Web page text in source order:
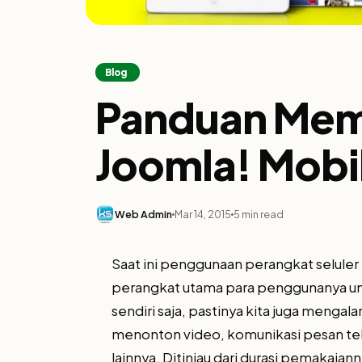
Blog
Panduan
Joomla!
Web Admin Mar 14, 2015 5 min read
Saat ini penggunaan perangkat
perangkat utama para penggunanya
sendiri saja, pastinya kita juga
menonton video, komunikasi pesan
lainnya. Ditinjau dari durasi